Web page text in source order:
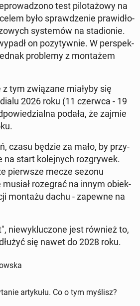
test pi­lo­ta­żo­wy na
było spraw­dze­nie pra­wi­dło­
sys­te­mów na sta­dio­nie.
on po­zy­tyw­nie. W per­spek­
pro­ble­my z mon­ta­żem
z tym zwią­za­ne miałyby się
2026 roku (11 czerwca - 19
podała, że zajmie
czasu będzie za mało, by przy­
na start ko­lej­nych roz­gry­wek.
pierw­sze mecze sezonu
ro­ze­grać na innym obiek­
montażu dachu - zapewne na
nie­wy­klu­czo­ne jest również to,
się nawet do 2028 roku.
artykułu. Co o tym myślisz?